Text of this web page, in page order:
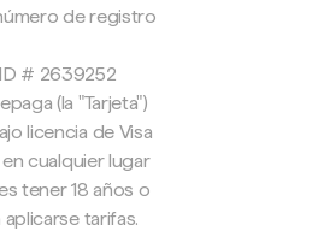
de registro
ID # 2639252
(la "Tarjeta")
licencia de Visa
en cualquier lugar
tener 18 años o
tarifas.